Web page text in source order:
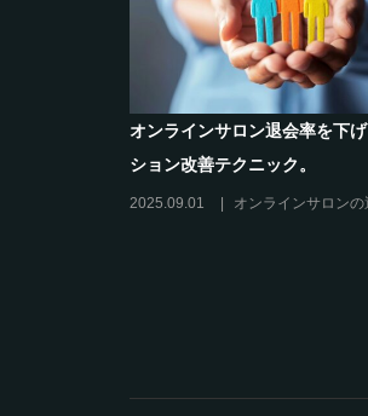
ンラインサロンの作り方と収
シリーズ
コがポイ
必須3箇条